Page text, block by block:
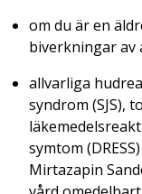
om du är en
biverkningar av
allvarliga
syndrom (SJS),
symtom
Mirtazapin